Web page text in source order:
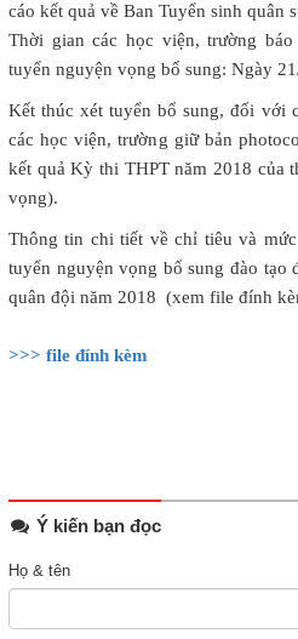
cáo kết quả về Ban Tuyển sinh quân
Thời gian các học viện, trường
tuyển nguyện vọng bổ sung: Ngày
Kết thúc xét tuyển bổ sung, đối với
các học viện, trường giữ bản
kết quả Kỳ thi THPT năm 2018 của
vọng).
Thông tin chi tiết về chỉ tiêu và
tuyển nguyện vọng bổ sung đào tạo
quân đội năm 2018 (xem file đính
>>> file đính kèm
Ý kiến bạn đọc
Họ & tên